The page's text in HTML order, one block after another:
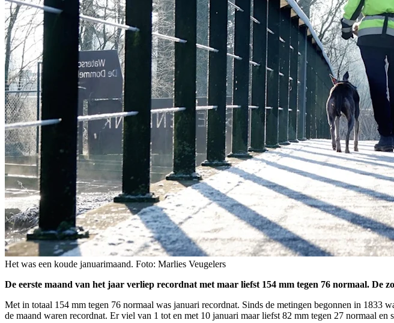
Het was een koude januarimaand. Foto: Marlies Veugelers
De eerste maand van het jaar verliep recordnat met maar liefst 154 mm tegen 76 normaal. De
Met in totaal 154 mm tegen 76 normaal was januari recordnat. Sinds de metingen begonnen in 1833
de maand waren recordnat. Er viel van 1 tot en met 10 januari maar liefst 82 mm tegen 27 normaal en